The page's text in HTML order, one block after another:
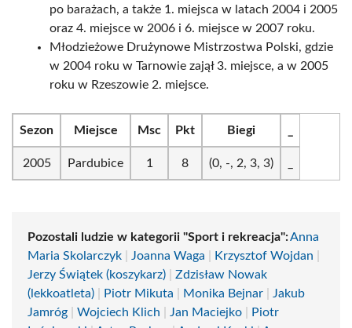
po barażach, a także 1. miejsca w latach 2004 i 2005
oraz 4. miejsce w 2006 i 6. miejsce w 2007 roku.
Młodzieżowe Drużynowe Mistrzostwa Polski, gdzie
w 2004 roku w Tarnowie zajął 3. miejsce, a w 2005
roku w Rzeszowie 2. miejsce.
Sezon Miejsce Msc Pkt Biegi
2005 Pardubice 1 8 (0, -, 2, 3, 3)
Pozostali ludzie w kategorii "Sport i rekreacja":Anna
Maria Skolarczyk
Joanna Waga Krzysztof Wojdan
Jerzy Świątek (koszykarz)
Zdzisław Nowak
(lekkoatleta)
Piotr Mikuta Monika Bejnar
Jakub
Jamróg
Wojciech Klich Jan Maciejko
Piotr